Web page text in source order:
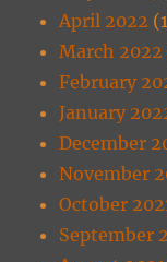
April 2022
March 2022
February
January
December
November
October
September